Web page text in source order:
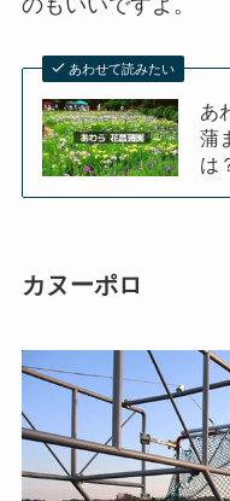
のもいいですよ。
あわせて読みたい
あ
蒲
は
カヌーポロ